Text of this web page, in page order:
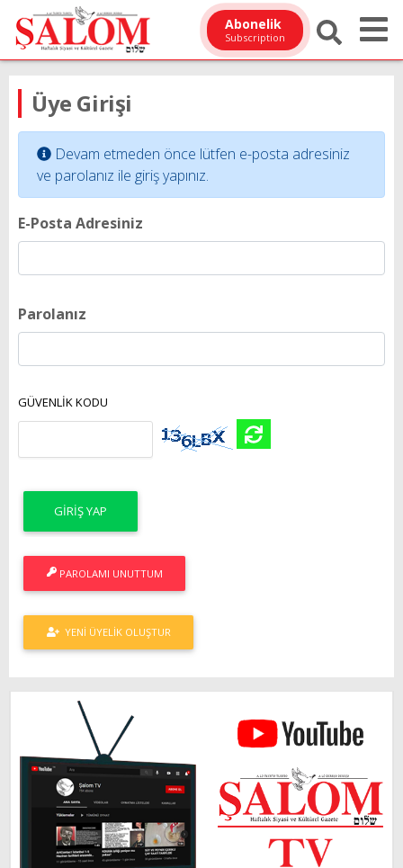
Abonelik
Subscription
Üye Girişi
Devam etmeden önce lütfen e-posta adresiniz
ve parolanız ile giriş yapınız.
E-Posta Adresiniz
Parolanız
GÜVENLİK KODU
PAROLAMI UNUTTUM
YENI ÜYELIK OLUŞTUR